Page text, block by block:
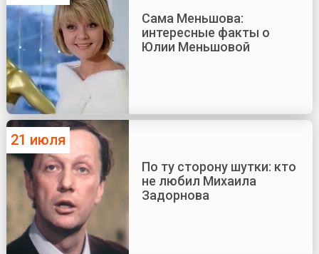
Сама Меньшова:
интересные факты о
Юлии Меньшовой
21 июля
По ту сторону шутки: кто
не любил Михаила
Задорнова